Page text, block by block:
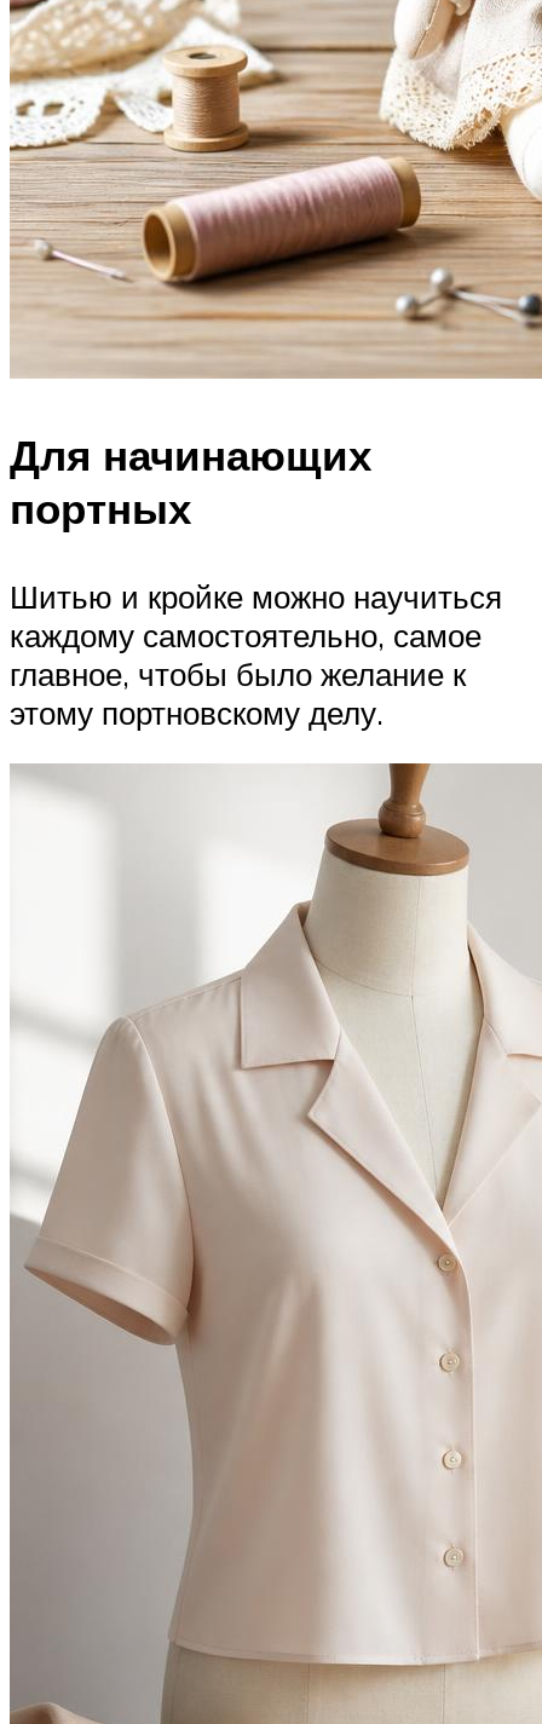
Для начинающих
портных
Шитью и кройке можно научиться
каждому самостоятельно, самое
главное, чтобы было желание к
этому портновскому делу.